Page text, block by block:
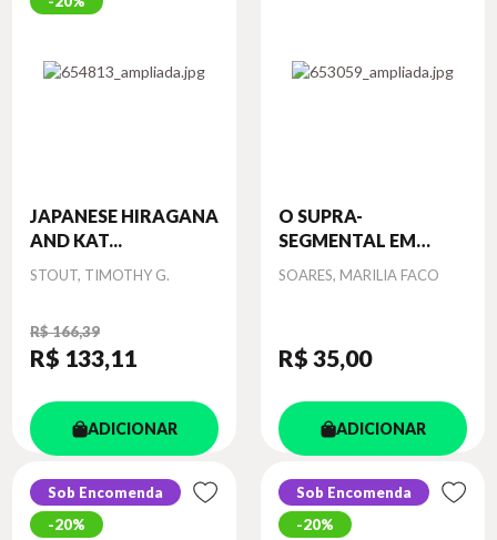
JAPANESE HIRAGANA
AND KAT...
Autor
STOUT, TIMOTHY G.
R$ 166,39
R$ 133,11
ADICIONAR
O SUPRA-
SEGMENTAL EM
TIKU...
Autor
SOARES, MARILIA FACO
R$ 35,00
ADICIONAR
Sob Encomenda
20%
Sob Encomenda
20%